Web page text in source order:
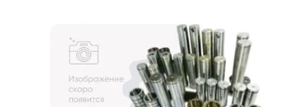
3D тур по производству
3D тур по складам